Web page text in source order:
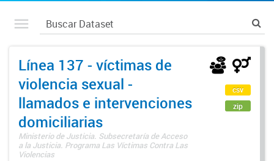
Línea 137 - víctimas de
violencia sexual -
llamados e intervenciones
domiciliarias
Ministerio de Justicia. Subsecretaría de Acceso
a la Justicia. Programa Las Víctimas Contra Las
Violencias
csv
zip